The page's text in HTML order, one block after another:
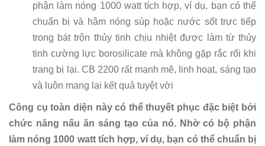
phận làm nóng 1000 watt tích hợp, ví dụ, bạn có thể
chuẩn bị và hâm nóng súp hoặc nước sốt trực tiếp
trong bát trộn thủy tinh chịu nhiệt được làm từ thủy
tinh cường lực borosilicate mà không gặp rắc rối khi
trang bị lại. CB 2200 rất mạnh mẽ, linh hoạt, sáng tạo
và luôn mang lại kết quả tuyệt vời
Công cụ toàn diện này có thể thuyết phục đặc biệt bởi
chức năng nấu ăn sáng tạo của nó. Nhờ có bộ phận
làm nóng 1000 watt tích hợp, ví dụ, bạn có thể chuẩn bị